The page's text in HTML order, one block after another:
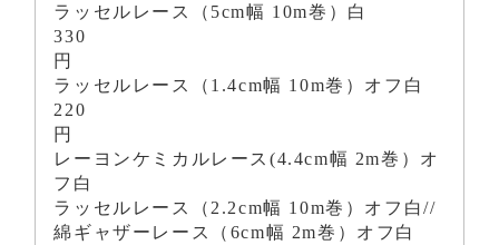
ラッセルレース（5cm幅 10m巻）白
330
円
ラッセルレース（1.4cm幅 10m巻）オフ白
220
円
レーヨンケミカルレース(4.4cm幅 2m巻）オ
フ白
ラッセルレース（2.2cm幅 10m巻）オフ白//
綿ギャザーレース（6cm幅 2m巻）オフ白